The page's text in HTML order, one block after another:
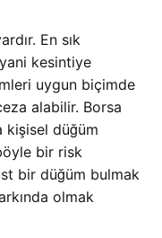
En sık
kesintiye
uygun biçimde
alabilir. Borsa
kişisel düğüm
bir risk
bir düğüm bulmak
olmak